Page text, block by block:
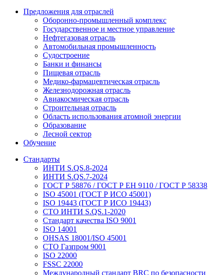
Предложения для отраслей
Оборонно‐промышленный комплекс
Государственное и местное управление
Нефтегазовая отрасль
Автомобильная промышленность
Судостроение
Банки и финансы
Пищевая отрасль
Медико-фармацевтическая отрасль
Железнодорожная отрасль
Авиакосмическая отрасль
Строительная отрасль
Область использования атомной энергии
Образование
Лесной сектор
Обучение
Стандарты
ИНТИ S.QS.8-2024
ИНТИ S.QS.7-2024
ГОСТ Р 58876 / ГОСТ Р ЕН 9110 / ГОСТ Р 58338
ISO 45001 (ГОСТ Р ИСО 45001)
ISO 19443 (ГОСТ Р ИСО 19443)
СТО ИНТИ S.QS.1-2020
Стандарт качества ISO 9001
ISO 14001
OHSAS 18001/ISO 45001
СТО Газпром 9001
ISO 22000
FSSC 22000
Международный стандарт BRC по безопасности